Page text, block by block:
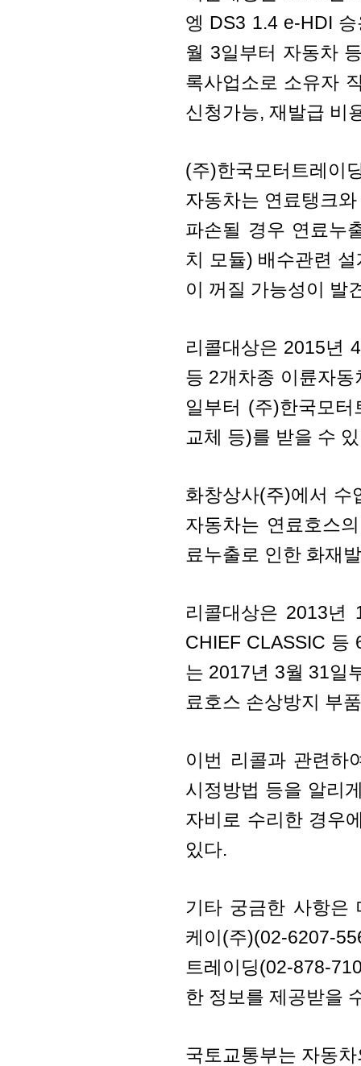
엥 DS3 1.4 e-HDI
월 3일부터 자동차
록사업소로 소유자
신청가능, 재발급 비
(주)한국모터트레이
자동차는 연료탱크
파손될 경우 연료누
치 모듈) 배수관련
이 꺼질 가능성이 발
리콜대상은 2015년
등 2개차종 이륜자
일부터 (주)한국모
교체 등)를 받을 수
화창상사(주)에서 수
자동차는 연료호스
료누출로 인한 화재
리콜대상은 2013년
CHIEF CLASSIC 등
는 2017년 3월 31일
료호스 손상방지 부
이번 리콜과 관련하
시정방법 등을 알리
자비로 수리한 경우
있다.
기타 궁금한 사항은
케이(주)(02-6207-
트레이딩(02-878-
한 정보를 제공받을
국토교통부는 자동